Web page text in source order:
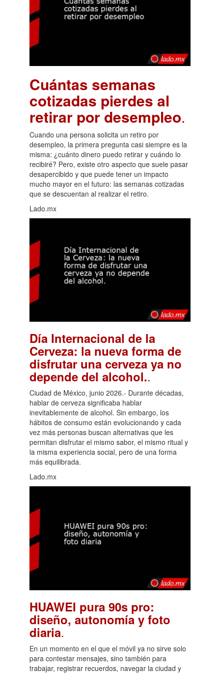
Cuántas semanas
cotizadas pierdes al
retirar por desempleo.
Cuando una persona solicita un retiro por
desempleo, la primera pregunta casi siempre es la
misma: ¿cuánto dinero puedo retirar y cuándo lo
recibiré? Pero, existe otro aspecto que suele pasar
desapercibido y que puede tener un impacto
mucho mayor en el futuro: las semanas cotizadas
que se descuentan al realizar el retiro.
Lado.mx
Día Internacional de la
Cerveza: la nueva forma de
disfrutar una cerveza ya no
depende del alcohol..
Ciudad de México, junio 2026.- Durante décadas,
hablar de cerveza significaba hablar
inevitablemente de alcohol. Sin embargo, los
hábitos de consumo están evolucionando y cada
vez más personas buscan alternativas que les
permitan disfrutar el mismo sabor, el mismo ritual y
la misma experiencia social, pero de una forma
más equilibrada.
Lado.mx
HUAWEI pura 90s pro:
diseño, autonomía y foto
diaria.
En un momento en el que el móvil ya no sirve solo
para contestar mensajes, sino también para
trabajar, registrar recuerdos, navegar la ciudad y